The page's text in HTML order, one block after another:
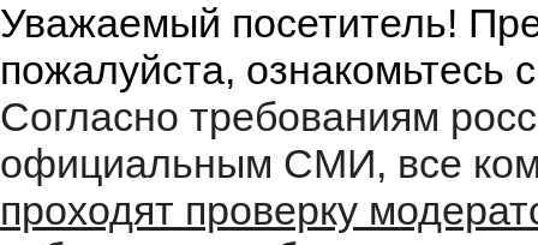
Уважаемый посетитель!
пожалуйста, ознакомьтесь
Согласно требованиям
официальным СМИ, все
проходят проверку